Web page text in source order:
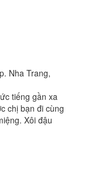
Nha Trang,
tiếng gần xa
chị bạn đi cùng
Xôi đậu